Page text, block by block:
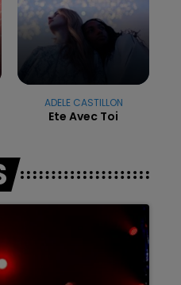
ADELE CASTILLON
Ete Avec Toi